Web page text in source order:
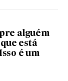
alguém
está
é um